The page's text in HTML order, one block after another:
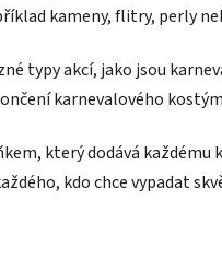
kameny, flitry, perly
typy akcí, jako jsou
karnevalového
který dodává
kdo chce vypadat